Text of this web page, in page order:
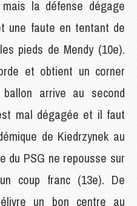
la défense dégage
une faute en tentant de
pieds de Mendy (10e).
et obtient un corner
arrive au second
mal dégagée et il faut
de Kiedrzynek au
du PSG ne repousse sur
coup franc (13e). De
un bon centre au